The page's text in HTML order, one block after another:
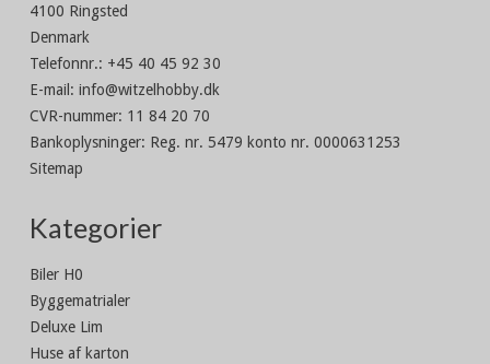
4100 Ringsted
Denmark
Telefonnr.: +45 40 45 92 30
E-mail : info@witzelhobby.dk
CVR-nummer: 11 84 20 70
Bankoplysninger: Reg. nr. 5479 konto nr. 0000631253
Sitemap
Kategorier
Biler H0
Byggematrialer
Deluxe Lim
Huse af karton